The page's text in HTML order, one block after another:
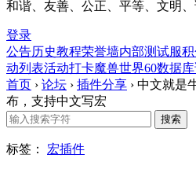
和谐、友善、公正、平等、文明
登录
公告历史教程荣誉墙内部测试服
动列表活动打卡魔兽世界60数据库
首页 › 论坛 › 插件分享 › 中文就是
布，支持中文写宏
标签： 宏插件